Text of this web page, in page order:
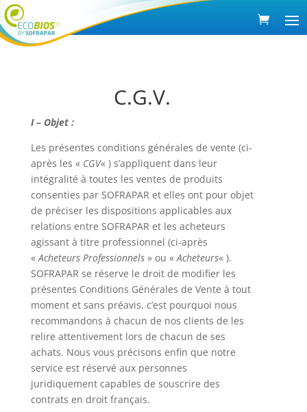
C.G.V.
I – Objet :
Les présentes conditions générales de vente (ci-
après les « CGV« ) s’appliquent dans leur
intégralité à toutes les ventes de produits
consenties par SOFRAPAR et elles ont pour objet
de préciser les dispositions applicables aux
relations entre SOFRAPAR et les acheteurs
agissant à titre professionnel (ci-après
«Acheteurs Professionnels» ou «Acheteurs« ).
SOFRAPAR se réserve le droit de modifier les
présentes Conditions Générales de Vente à tout
moment et sans préavis, c’est pourquoi nous
recommandons à chacun de nos clients de les
relire attentivement lors de chacun de ses
achats. Nous vous précisons enfin que notre
service est réservé aux personnes
juridiquement capables de souscrire des
contrats en droit français.